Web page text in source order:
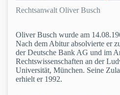
Rechtsanwalt Oliver Busch
Oliver Busch wurde am
Nach dem Abitur absolvierte er
der Deutsche Bank AG und im
Rechtswissenschaften an der
Universität, München. Seine
erhielt er 1992.